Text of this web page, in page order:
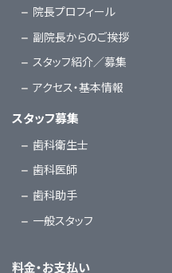
院長プロフィール
副院長からのご挨拶
スタッフ紹介／募集
アクセス・基本情報
スタッフ募集
歯科衛生士
歯科医師
歯科助手
一般スタッフ
料金・お支払い